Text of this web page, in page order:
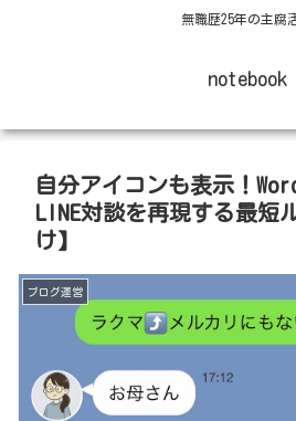
無職歴25年の主腐
notebook
自分アイコンも表示！
LINE対談を再現する最短
け】
ブログ運営